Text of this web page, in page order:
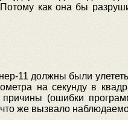
как она бы
11 должны были
на секунду в
(ошибки
же вызвало